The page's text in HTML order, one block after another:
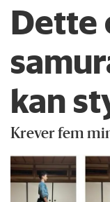
Dette
kan
Krever fem